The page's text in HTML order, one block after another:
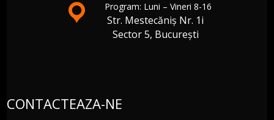
Program: Luni – Vineri 8-16
Str. Mestecăniș Nr. 1i
Sector 5, București
CONTACTEAZA-NE